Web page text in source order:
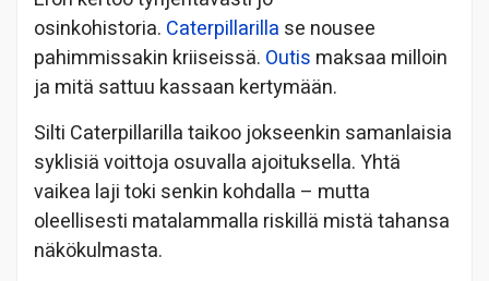
osinkohistoria. Caterpillarilla se nousee
pahimmissakin kriiseissä. Outis maksaa milloin
ja mitä sattuu kassaan kertymään.
Silti Caterpillarilla taikoo jokseenkin samanlaisia
syklisiä voittoja osuvalla ajoituksella. Yhtä
vaikea laji toki senkin kohdalla – mutta
oleellisesti matalammalla riskillä mistä tahansa
näkökulmasta.